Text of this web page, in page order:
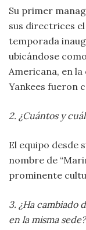
Su primer
sus directrices
temporada
ubicándose
Americana, en
Yankees fueron
2. ¿Cuántos y
El equipo desde
nombre de
prominente
3. ¿Ha cambiado
en la misma sede?